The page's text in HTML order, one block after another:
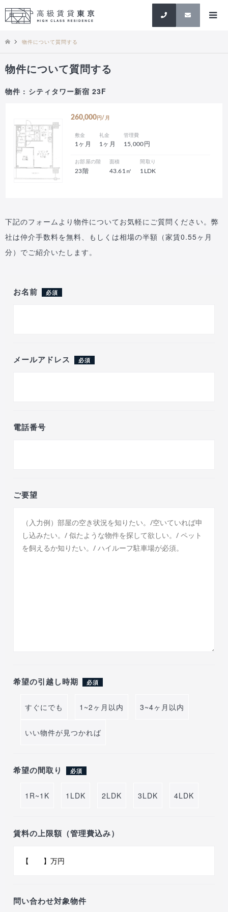
検索
物件について質問する
物件について質問する
物件 : シティタワー新宿 23F
260,000 円/月
敷金
1ヶ月
礼金
1ヶ月
管理費
15,000円
お部屋の階
23階
面積
43.61㎡
間取り
1LDK
下記のフォームより物件についてお気軽にご質問ください。弊
社は仲介手数料を無料、もしくは相場の半額（家賃0.55ヶ月
分）でご紹介いたします。
お名前 必須
メールアドレス 必須
電話番号
ご要望
希望の引越し時期 必須
すぐにでも 1~2ヶ月以内 3~4ヶ月以内
いい物件が見つかれば
希望の間取り 必須
1R~1K 1LDK 2LDK 3LDK 4LDK
賃料の上限額（管理費込み）
問い合わせ対象物件